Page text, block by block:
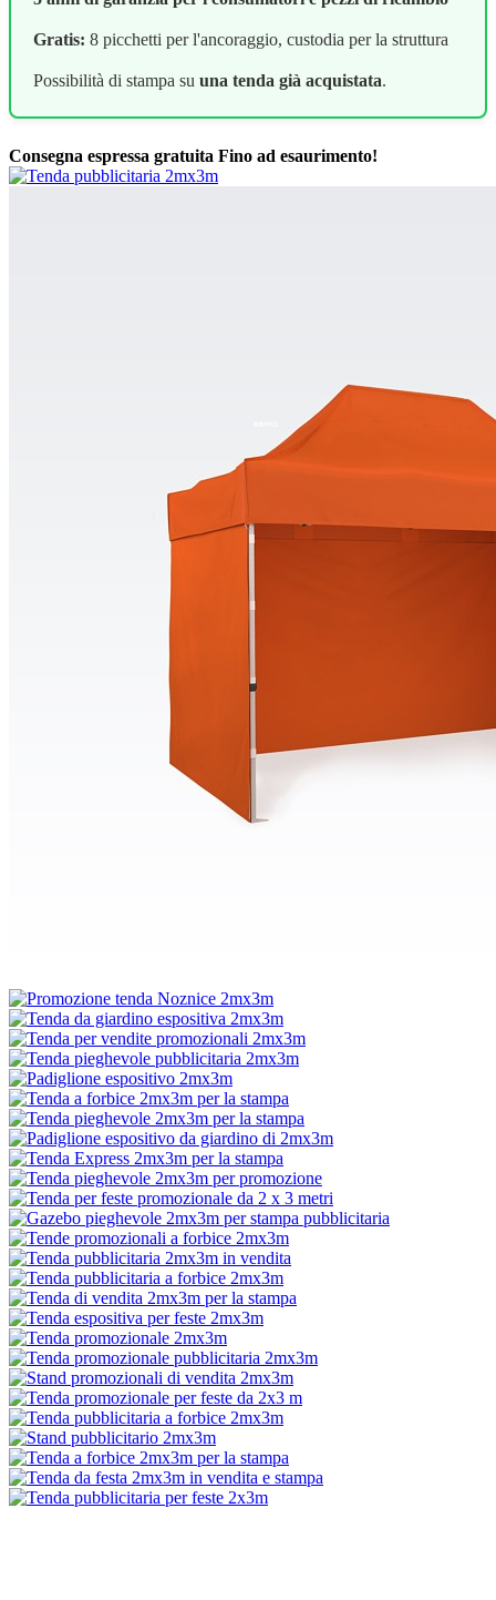
Gratis: 8 picchetti per l'ancoraggio, custodia per la struttura
Possibilità di stampa su una tenda già acquistata.
Consegna espressa gratuita Fino ad esaurimento!